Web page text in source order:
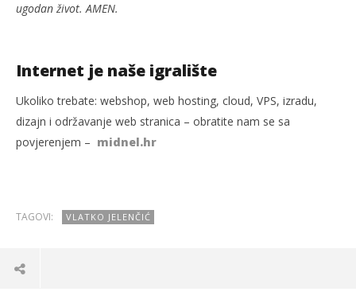
ugodan život. AMEN.
Internet je naše igralište
Ukoliko trebate: webshop, web hosting, cloud, VPS, izradu,
dizajn i održavanje web stranica – obratite nam se sa
povjerenjem – midnel.hr
TAGOVI: VLATKO JELENČIĆ